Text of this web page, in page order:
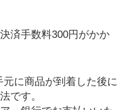
済手数料300円がかか
に商品が到着した後に
です。